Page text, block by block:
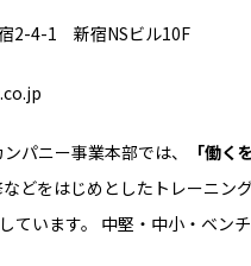
4-1 新宿NSビル10F
パニー事業本部では、 「働く
などをはじめとしたトレーニ
います。 中堅・中小・ベン